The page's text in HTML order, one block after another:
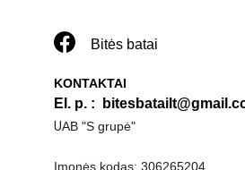
KONTAKTAI
El. p. :
UAB "S grupė"
Įmonės kodas: 306265204
Bitės batai